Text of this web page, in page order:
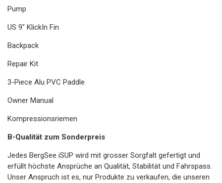
Pump
US 9″ KlickIn Fin
Backpack
Repair Kit
3-Piece Alu PVC Paddle
Owner Manual
Kompressionsriemen
B-Qualität zum Sonderpreis
Jedes BergSee iSUP wird mit grosser Sorgfalt gefertigt und
erfüllt höchste Ansprüche an Qualität, Stabilität und Fahrspass.
Unser Anspruch ist es, nur Produkte zu verkaufen, die unseren